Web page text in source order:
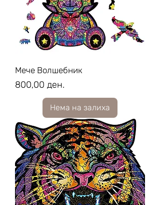
Мече Волшебник
Price
800,00 ден.
Нема на залиха